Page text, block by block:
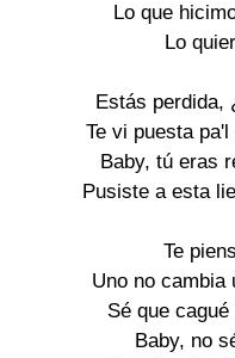
Lo que
Lo
Estás perdida,
Te vi puesta
Baby, tú eras
Pusiste a esta
Te
Uno no cambia
Sé que
Baby, no